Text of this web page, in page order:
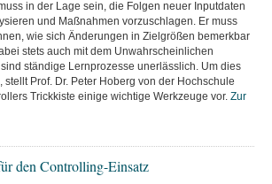
in der Lage sein, die Folgen neuer Inputdaten
und Maßnahmen vorzuschlagen. Er muss
wie sich Änderungen in Zielgrößen bemerkbar
stets auch mit dem Unwahrscheinlichen
ständige Lernprozesse unerlässlich. Um dies
stellt Prof. Dr. Peter Hoberg von der Hochschule
Trickkiste einige wichtige Werkzeuge vor. Zur
den Controlling-Einsatz